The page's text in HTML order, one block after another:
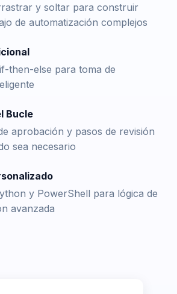
y soltar para construir
de automatización complejos
then-else para toma de
Bucle
aprobación y pasos de revisión
sea necesario
y PowerShell para lógica de
avanzada